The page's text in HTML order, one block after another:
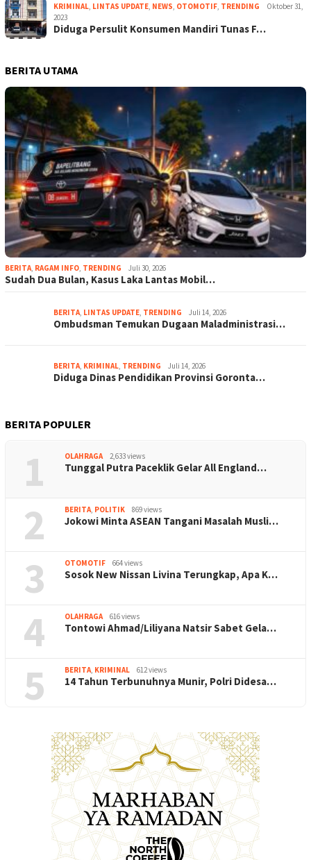
KRIMINAL, LINTAS UPDATE, NEWS, OTOMOTIF, TRENDING
Oktober 31,
2023
Diduga Persulit Konsumen Mandiri Tunas F…
BERITA UTAMA
BERITA, RAGAM INFO, TRENDING Juli 30, 2026
Sudah Dua Bulan, Kasus Laka Lantas Mobil…
BERITA, LINTAS UPDATE, TRENDING Juli 14, 2026
Ombudsman Temukan Dugaan Maladministrasi…
BERITA, KRIMINAL, TRENDING Juli 14, 2026
Diduga Dinas Pendidikan Provinsi Goronta…
BERITA POPULER
1 OLAHRAGA 2,633 views
Tunggal Putra Paceklik Gelar All England…
2 BERITA, POLITIK 869 views
Jokowi Minta ASEAN Tangani Masalah Musli…
3 OTOMOTIF 664 views
Sosok New Nissan Livina Terungkap, Apa K…
4 OLAHRAGA 616 views
Tontowi Ahmad/Liliyana Natsir Sabet Gela…
5 BERITA, KRIMINAL 612 views
14 Tahun Terbunuhnya Munir, Polri Didesa…